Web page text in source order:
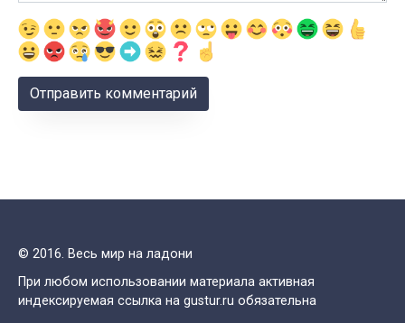
© 2016. Весь мир на ладони
При любом использовании материала активная
индексируемая ссылка на gustur.ru обязательна